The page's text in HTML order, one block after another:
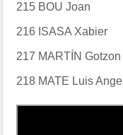
215 BOU Joan
216 ISASA Xabier
217 MARTÍN Gotzon
218 MATE Luis Angel